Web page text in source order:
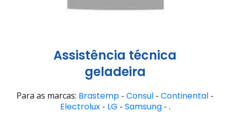
Assistência técnica
geladeira
Para as marcas: Brastemp - Consul - Continental -
Electrolux- LG - Samsung- .